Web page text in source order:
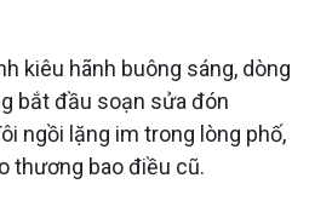
kiêu hãnh buông sáng, dòng
bắt đầu soạn sửa đón
ngồi lặng im trong lòng phố,
thương bao điều cũ.